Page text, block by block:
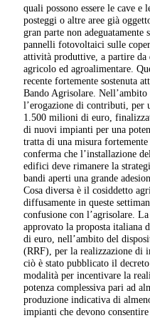
quali possono essere le cave e
posteggi o altre aree già
gran parte non
pannelli fotovoltaici sulle
attività produttive, a partire
agricolo ed agroalimentare.
recente fortemente sostenuta
Bando Agrisolare.
l’erogazione di contributi, per
1.500 milioni di euro,
di nuovi impianti per una
tratta di una misura
conferma che l’installazione
edifici deve rimanere la
bandi aperti una grande
Cosa diversa è il cosiddetto
diffusamente in queste
confusione con l’agrisolare.
approvato la proposta
di euro, nell’ambito del
(RRF), per la realizzazione di
ciò è stato pubblicato il
modalità per incentivare la
potenza complessiva pari ad
produzione indicativa di
impianti che devono